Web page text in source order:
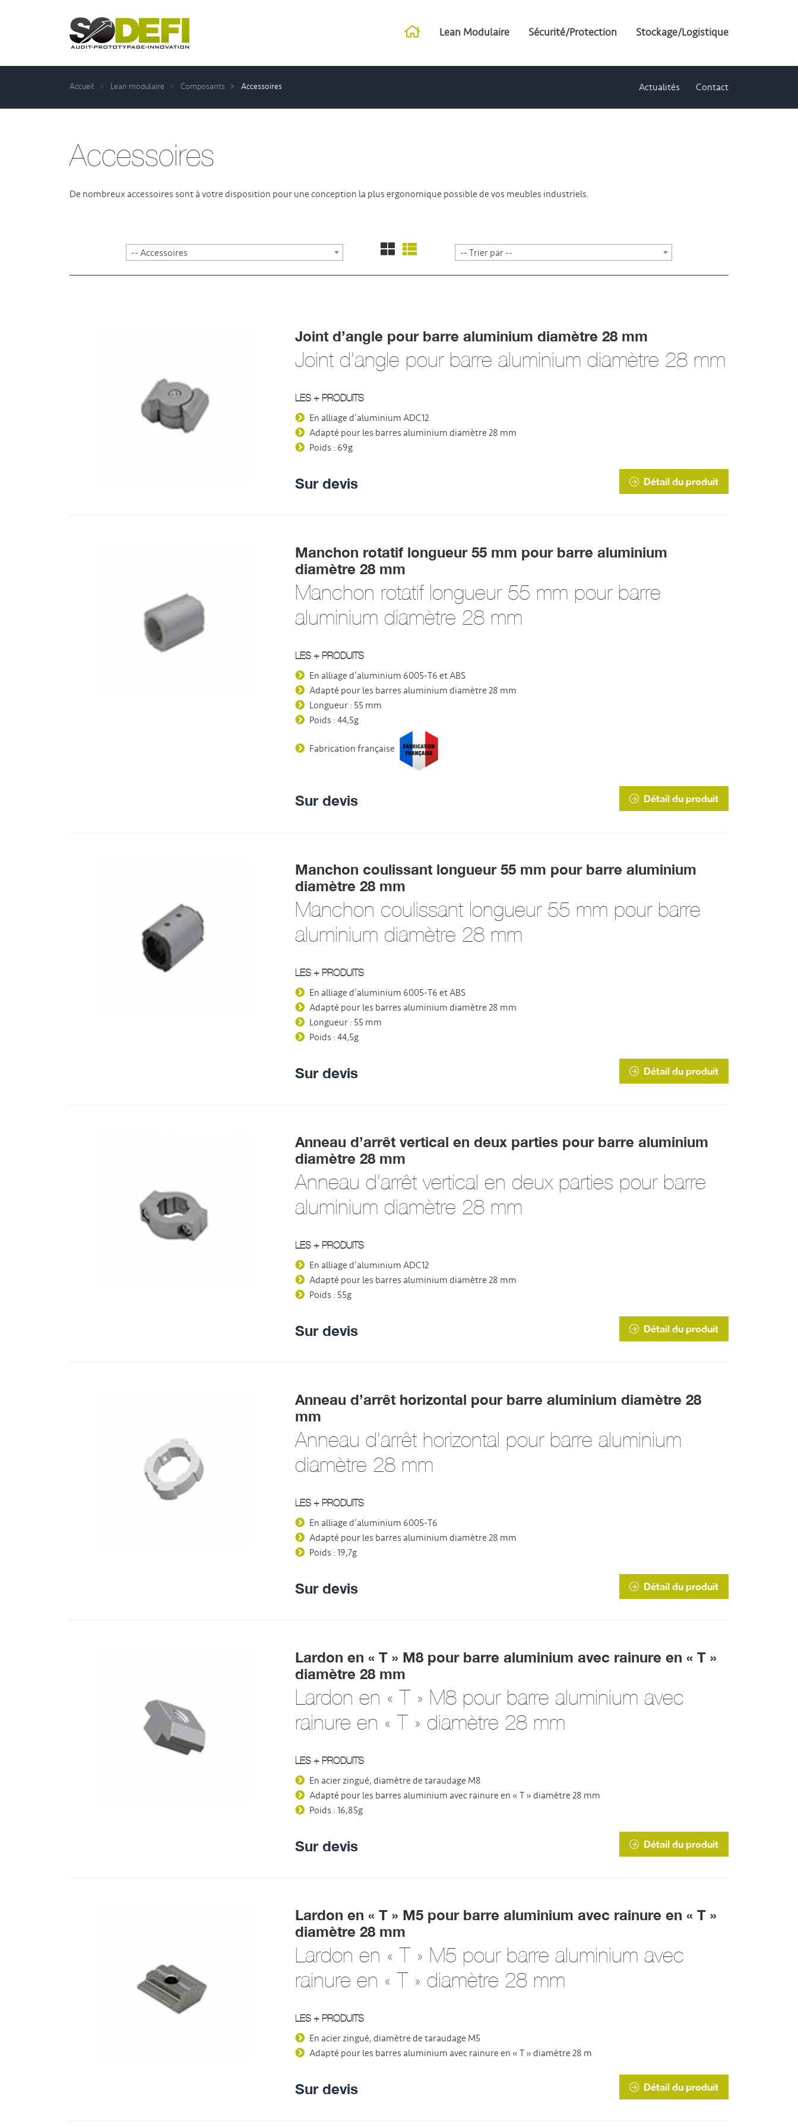
Lean Modulaire Sécurité/Protection Stockage/Logistique
Accueil Lean modulaire Composants Accessoires Actualités Contact
Accessoires
De nombreux accessoires sont à votre disposition pour une conception la plus ergonomique possible de vos meubles industriels.
-- Accessoires -- Trier par --
Joint d’angle pour barre aluminium diamètre 28 mm
Joint d’angle pour barre aluminium diamètre 28 mm
LES + PRODUITS
En alliage d’aluminium ADC12
Adapté pour les barres aluminium diamètre 28 mm
Poids : 69g
Sur devis Détail du produit
Manchon rotatif longueur 55 mm pour barre aluminium
diamètre 28 mm
Manchon rotatif longueur 55 mm pour barre
aluminium diamètre 28 mm
LES + PRODUITS
En alliage d’aluminium 6005-T6 et ABS
Adapté pour les barres aluminium diamètre 28 mm
Longueur : 55 mm
Poids : 44,5g
Fabrication française
Sur devis Détail du produit
Manchon coulissant longueur 55 mm pour barre aluminium
diamètre 28 mm
Manchon coulissant longueur 55 mm pour barre
aluminium diamètre 28 mm
LES + PRODUITS
En alliage d’aluminium 6005-T6 et ABS
Adapté pour les barres aluminium diamètre 28 mm
Longueur : 55 mm
Poids : 44,5g
Sur devis Détail du produit
Anneau d’arrêt vertical en deux parties pour barre aluminium
diamètre 28 mm
Anneau d’arrêt vertical en deux parties pour barre
aluminium diamètre 28 mm
LES + PRODUITS
En alliage d’aluminium ADC12
Adapté pour les barres aluminium diamètre 28 mm
Poids : 55g
Sur devis Détail du produit
Anneau d’arrêt horizontal pour barre aluminium diamètre 28
mm
Anneau d’arrêt horizontal pour barre aluminium
diamètre 28 mm
LES + PRODUITS
En alliage d’aluminium 6005-T6
Adapté pour les barres aluminium diamètre 28 mm
Poids : 19,7g
Sur devis Détail du produit
Lardon en « T » M8 pour barre aluminium avec rainure en « T »
diamètre 28 mm
Lardon en « T » M8 pour barre aluminium avec
rainure en « T » diamètre 28 mm
LES + PRODUITS
En acier zingué, diamètre de taraudage M8
Adapté pour les barres aluminium avec rainure en « T » diamètre 28 mm
Poids : 16,85g
Sur devis Détail du produit
Lardon en « T » M5 pour barre aluminium avec rainure en « T »
diamètre 28 mm
Lardon en « T » M5 pour barre aluminium avec
rainure en « T » diamètre 28 mm
LES + PRODUITS
En acier zingué, diamètre de taraudage M5
Adapté pour les barres aluminium avec rainure en « T » diamètre 28 m
Sur devis Détail du produit